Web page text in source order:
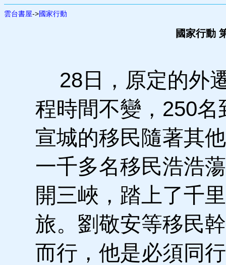
雲台書屋->國家行動
國家行動
28日，原定的外
程時間不變，250名
宣城的移民隨著其
一千多名移民浩浩
開三峽，踏上了千
旅。劉敬安等移民
而行，他是必須同